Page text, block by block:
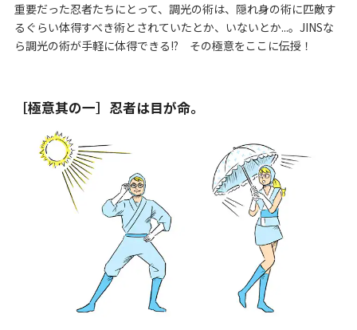
重要だった忍者たちにとって、調光の術は、隠れ身の術に匹敵す
るぐらい体得すべき術とされていたとか、いないとか...。JINSな
ら調光の術が手軽に体得できる!? その極意をここに伝授！
［極意其の一］忍者は目が命。